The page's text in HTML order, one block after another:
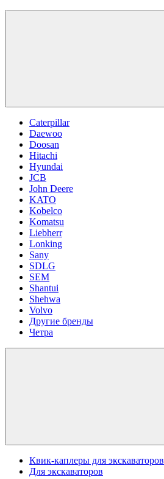
Caterpillar
Daewoo
Doosan
Hitachi
Hyundai
JCB
John Deere
KATO
Kobelco
Komatsu
Liebherr
Lonking
Sany
SDLG
SEM
Shantui
Shehwa
Volvo
Другие бренды
Четра
Квик-каплеры для экскаваторов
Для экскаваторов